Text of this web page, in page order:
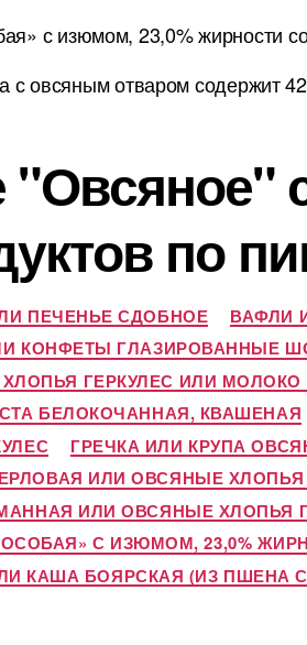
с изюмом, 23,0% жирности
с овсяным отваром содержит
"Овсяное"
по
ПЕЧЕНЬЕ СДОБНОЕ
ВАФЛИ
КОНФЕТЫ ГЛАЗИРОВАННЫЕ
ГЕРКУЛЕС ИЛИ МОЛОКО
БЕЛОКОЧАННАЯ, КВАШЕНАЯ
ГРЕЧКА ИЛИ КРУПА
ИЛИ ОВСЯНЫЕ ХЛОПЬЯ
ИЛИ ОВСЯНЫЕ ХЛОПЬЯ
С ИЗЮМОМ, 23,0%
КАША БОЯРСКАЯ (ИЗ ПШЕНА